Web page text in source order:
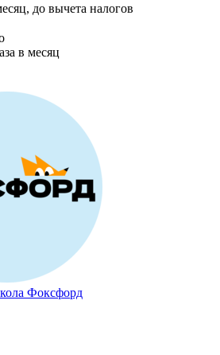
до вычета налогов
в месяц
Фоксфорд